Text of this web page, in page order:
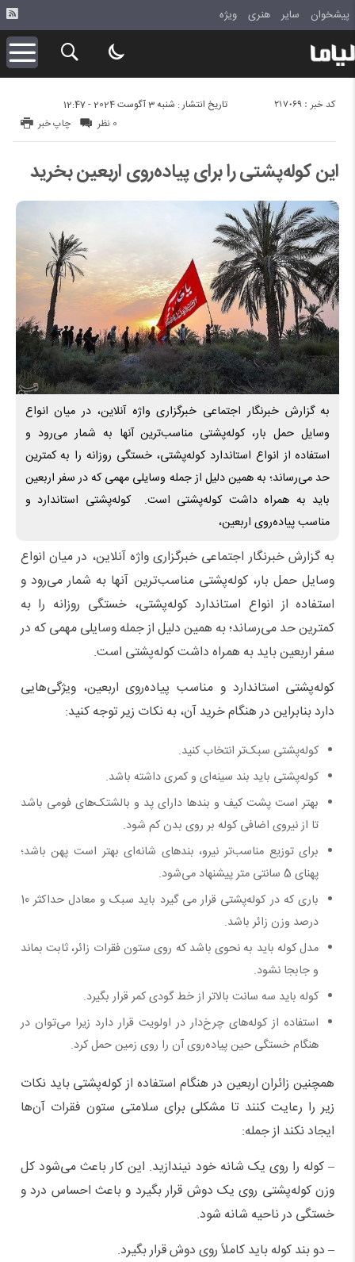
پیشخوان سایر هنری ویژه
تاریخ انتشار : شنبه 3 آگوست 2024 - 12:47 کد خبر : 217069
چاپ خبر 0 نظر
این کوله‌پشتی را برای پیاده‌روی اربعین بخرید
به گزارش خبرنگار اجتماعی خبرگزاری واژه آنلاین، در میان انواع
وسایل حمل بار، کوله‌پشتی مناسب‌ترین آنها به شمار می‌رود و
استفاده از انواع استاندارد کوله‌پشتی، خستگی روزانه را به کمترین
حد می‌رساند؛ به همین دلیل از جمله وسایلی مهمی که در سفر اربعین
باید به همراه داشت کوله‌پشتی است. کوله‌پشتی استاندارد و
مناسب پیاده‌روی اربعین،
به گزارش خبرنگار اجتماعی خبرگزاری واژه آنلاین، در میان انواع
وسایل حمل بار، کوله‌پشتی مناسب‌ترین آنها به شمار می‌رود و
استفاده از انواع استاندارد کوله‌پشتی، خستگی روزانه را به
کمترین حد می‌رساند؛ به همین دلیل از جمله وسایلی مهمی که در
سفر اربعین باید به همراه داشت کوله‌پشتی است.
کوله‌پشتی استاندارد و مناسب پیاده‌روی اربعین، ویژگی‌هایی
دارد بنابراین در هنگام خرید آن، به نکات زیر توجه کنید:
کوله‌پشتی سبک‌تر انتخاب کنید.
کوله‌پشتی باید بند سینه‌ای و کمری داشته باشد.
بهتر است پشت کیف و بندها دارای پد و بالشتک‌های فومی باشد
تا از نیروی اضافی کوله بر روی بدن کم شود.
برای توزیع مناسب‌تر نیرو، بندهای شانه‌ای بهتر است پهن باشد؛
پهنای 5 سانتی متر پیشنهاد می‌شود.
باری که در کوله‌پشتی قرار می گیرد باید سبک و معادل حداکثر 10
درصد وزن زائر باشد.
مدل کوله باید به نحوی باشد که روی ستون فقرات زائر، ثابت بماند
و جابجا نشود.
کوله باید سه سانت بالاتر از خط گودی کمر قرار بگیرد.
استفاده از کوله‌های چرخ‌دار در اولویت قرار دارد زیرا می‌توان در
هنگام خستگی حین پیاده‌روی آن را روی زمین حمل کرد.
همچنین زائران اربعین در هنگام استفاده از کوله‌پشتی باید نکات
زیر را رعایت کنند تا مشکلی برای سلامتی ستون فقرات آن‌ها
ایجاد نکند از جمله:
– کوله را روی یک شانه خود نیندازید. این کار باعث می‌شود کل
وزن کوله‌پشتی روی یک دوش قرار بگیرد و باعث احساس درد و
خستگی در ناحیه شانه شود.
– دو بند کوله باید کاملاً روی دوش قرار بگیرد.